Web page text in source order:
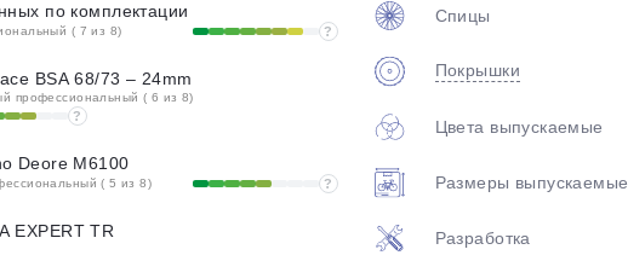
по комплектации
( 7 из 8) ?
BSA 68/73 – 24mm
профессиональный ( 6 из 8)
?
Deore M6100
( 5 из 8) ?
EXPERT TR
Спицы
Покрышки
Цвета выпускаемые
Размеры выпускаемые
Разработка